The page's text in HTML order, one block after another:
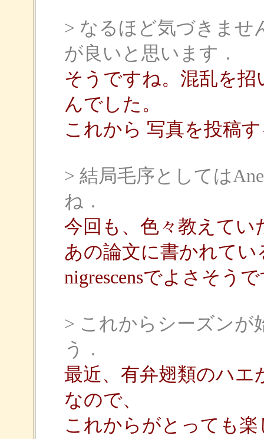
> なるほど気づきませ
が良いと思います．
そうですね。混乱を
んでした。
これから 写真を投稿
> 結局毛序としては
ね．
今回も、色々教えて
あの論文に書かれて
nigrescensでよさそう
> これからシーズンが
う．
最近、有弁翅類のハ
なので、
これからがとっても